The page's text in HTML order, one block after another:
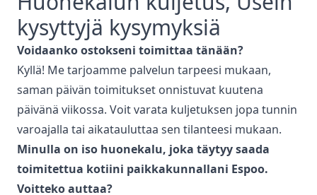
kysyttyjä kysymyksiä
Voidaanko ostokseni toimittaa tänään?
Kyllä! Me tarjoamme palvelun tarpeesi mukaan,
saman päivän toimitukset onnistuvat kuutena
päivänä viikossa. Voit varata kuljetuksen jopa tunnin
varoajalla tai aikatauluttaa sen tilanteesi mukaan.
Minulla on iso huonekalu, joka täytyy saada
toimitettua kotiini paikkakunnallani Espoo.
Voitteko auttaa?